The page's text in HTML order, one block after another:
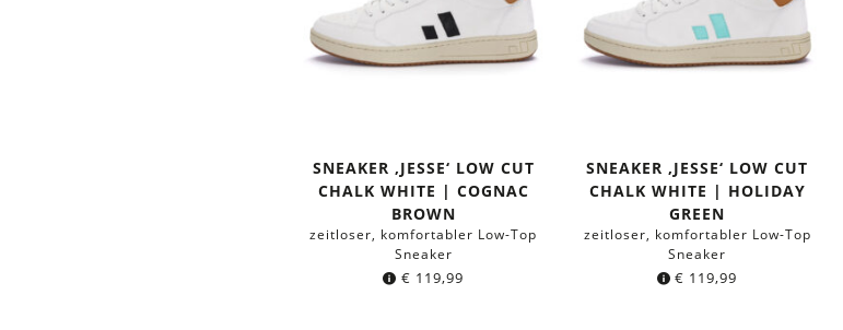
SNEAKER ‚JESSE‘ LOW CUT
CHALK WHITE | COGNAC
BROWN
zeitloser, komfortabler Low-Top
Sneaker
€ 119,99
SNEAKER ‚JESSE‘ LOW CUT
CHALK WHITE | HOLIDAY
GREEN
zeitloser, komfortabler Low-Top
Sneaker
€ 119,99